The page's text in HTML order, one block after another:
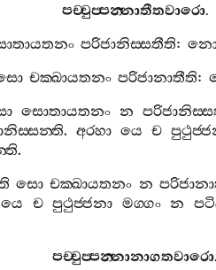
පච‍්චුප‍්පන‍්නාතීතවාරො.
පරිජානිස‍්සතීති:
චක‍්ඛායතනං පරිජානාතීති:
සොතායතනං න
. අරහා යෙ ච
.
සො චක‍්ඛායතනං න
යෙ ච පුථුජ‍්ජනා මග‍්ගං න
පච‍්චුප‍්පන‍්නානාගතවාරො.